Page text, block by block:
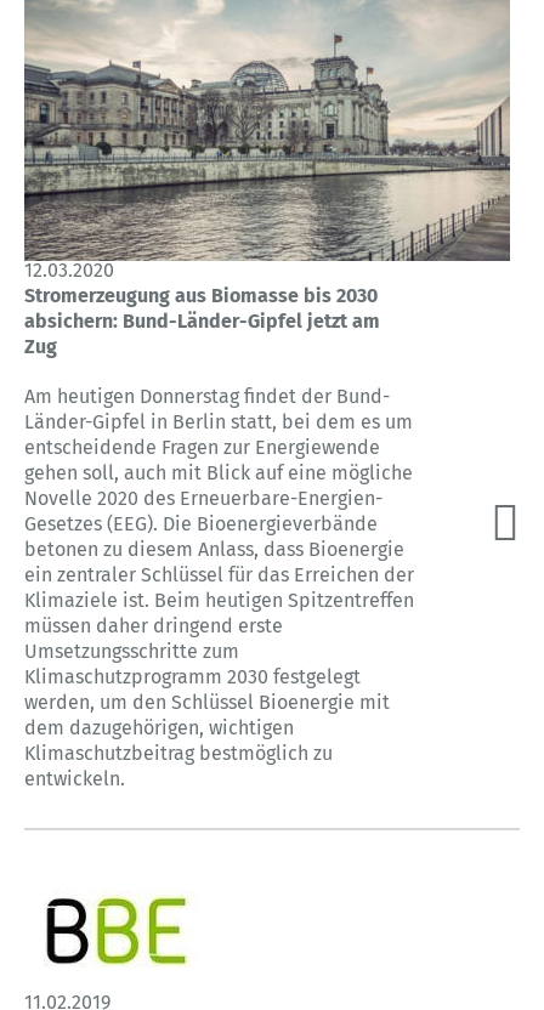
12.03.2020
Stromerzeugung aus Biomasse bis 2030
absichern: Bund-Länder-Gipfel jetzt am
Zug
Am heutigen Donnerstag findet der Bund-
Länder-Gipfel in Berlin statt, bei dem es um
entscheidende Fragen zur Energiewende
gehen soll, auch mit Blick auf eine mögliche
Novelle 2020 des Erneuerbare-Energien-
Gesetzes (EEG). Die Bioenergieverbände
betonen zu diesem Anlass, dass Bioenergie
ein zentraler Schlüssel für das Erreichen der
Klimaziele ist. Beim heutigen Spitzentreffen
müssen daher dringend erste
Umsetzungsschritte zum
Klimaschutzprogramm 2030 festgelegt
werden, um den Schlüssel Bioenergie mit
dem dazugehörigen, wichtigen
Klimaschutzbeitrag bestmöglich zu
entwickeln.
11.02.2019